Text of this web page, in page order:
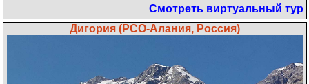
Смотреть виртуальный тур
Дигория (РСО-Алания, Россия)